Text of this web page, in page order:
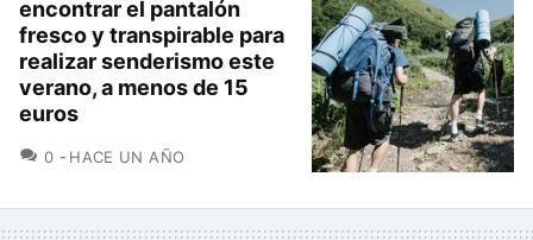
encontrar el pantalón
fresco y transpirable para
realizar senderismo este
verano, a menos de 15
euros
0 COMENTARIOS
HACE UN AÑO